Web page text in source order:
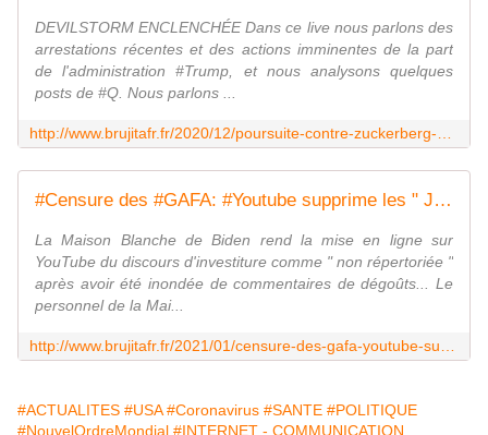
DEVILSTORM ENCLENCHÉE Dans ce live nous parlons des
arrestations récentes et des actions imminentes de la part
de l'administration #Trump, et nous analysons quelques
posts de #Q. Nous parlons ...
#Censure des #GAFA: #Youtube supprime les " Je n'aime pas " de la page #Biden tellement ils sont supérieurs aux " J'aime " et désactive les commentaires après l'avalanche anti-Biden - MOINS de BIENS PLUS de LIENS
La Maison Blanche de Biden rend la mise en ligne sur
YouTube du discours d'investiture comme " non répertoriée "
après avoir été inondée de commentaires de dégoûts... Le
personnel de la Mai...
#ACTUALITES #USA #Coronavirus #SANTE #POLITIQUE
#NouvelOrdreMondial #INTERNET - COMMUNICATION